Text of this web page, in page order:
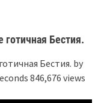
Бестия.
Бестия. by
846,676 views